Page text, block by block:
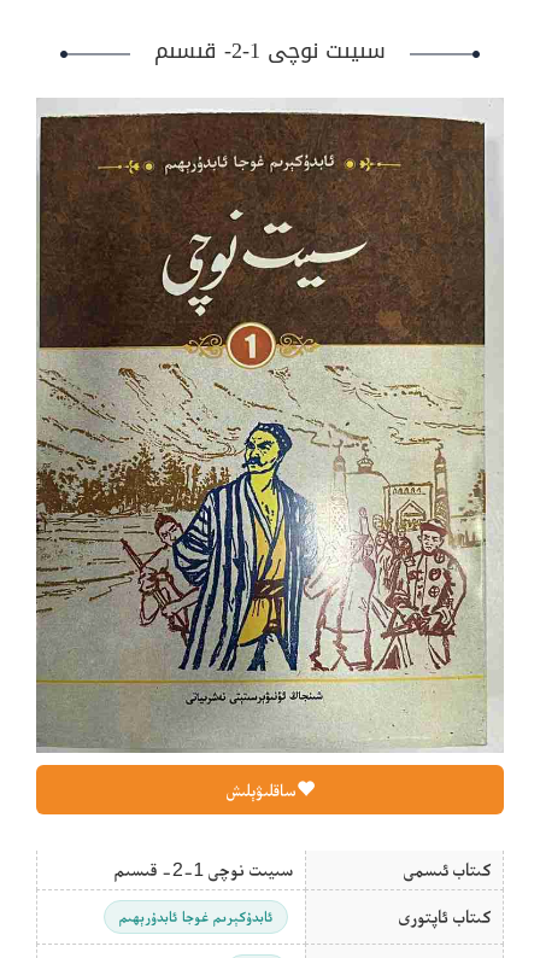
سىيىت نوچى 1-2- قىسىم
ساقلىۋېلىش
كىتاب ئىسمى سىيىت نوچى 1-2- قىسىم
كىتاب ئاپتورى ئابدۇكېرىم غوجا ئابدۇرېھىم